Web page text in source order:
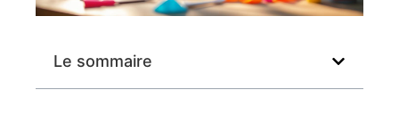
Le sommaire